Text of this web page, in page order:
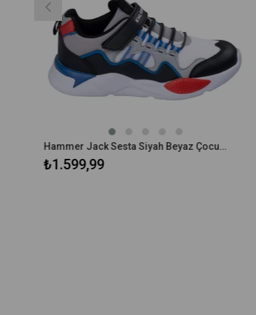
Hammer Jack Sesta Siyah Beyaz Çocuk Spor Ayakkabı 490 160-F
₺1.599,99